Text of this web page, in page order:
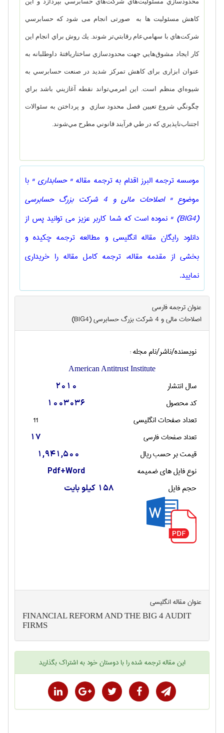
كاهش‌ مسئولیت ها به صورتی انجام می شود كه حسابرسي
شركت‌هاي با سهامي‌عام رقابتي‌تر شوند. يك روش براي انجام اين
كار ايجاد مشوق‌هايي جهت محدود‌سازي ساختاريافتۀ داوطلبانه به
عنوان ابزاری برای كاهش تمركز شديد در صنعت حسابرسي به
شيوه‌اي منظم است. اين امرمي‌تواند نقطه آغازيني باشد براي
چگونگي شروع تعيين فصل محدود سازي و پرداختن به سئوالات
اجتناب‌ناپذيري كه در طي فرآيند قانوني مطرح مي‌شوند.
موسسه ترجمه البرز اقدام به ترجمه مقاله " حسابداری " با
موضوع
" اصلاحات مالي و 4 شركت بزرگ حسابرسي
(BIG4) "
نموده است که شما کاربر عزیز می توانید پس از
دانلود رایگان مقاله انگلیسی و مطالعه ترجمه چکیده و
بخشی از مقدمه مقاله، ترجمه کامل مقاله را خریداری
نمایید.
عنوان ترجمه فارسی
اصلاحات مالي و 4 شركت بزرگ حسابرسي (BIG4)
نویسنده/ناشر/نام مجله :
American Antitrust Institute
سال انتشار 2010
کد محصول 1003036
تعداد صفحات انگليسی
11
تعداد صفحات فارسی
17
قیمت بر حسب ریال 1,941,500
نوع فایل های ضمیمه Pdf+Word
حجم فایل 158 کیلو بایت
عنوان مقاله انگليسی
FINANCIAL REFORM AND THE BIG 4 AUDIT
FIRMS
اینمقاله ترجمه شدهرا با دوستان خود به اشتراک بگذارید